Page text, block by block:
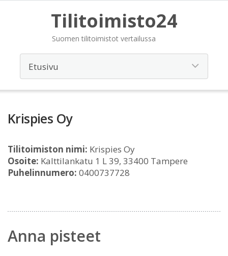
Tilitoimisto24
Suomen tilitoimistot vertailussa
Krispies Oy
Tilitoimiston nimi: Krispies Oy
Osoite: Kalttilankatu 1 L 39, 33400 Tampere
Puhelinnumero: 0400737728
Anna pisteet